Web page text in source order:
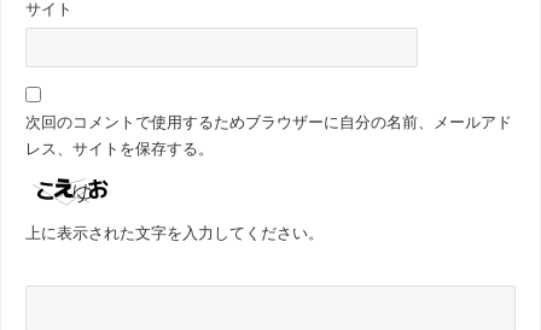
サイト
次回のコメントで使用するためブラウザーに自分の名前、メールアド
レス、サイトを保存する。
上に表示された文字を入力してください。